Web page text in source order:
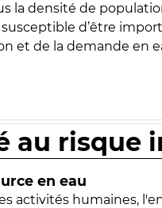
la densité de
d’être
et de la demande en
au risque
en eau
activités humaines,